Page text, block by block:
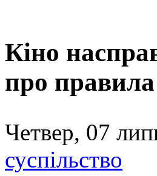
Кіно
про
Четвер, 07
суспільство